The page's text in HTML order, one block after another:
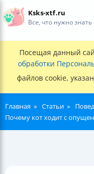
Ksks-xtf.ru
Все, что нужно
Посещая данный
обработки
файлов cookie,
Главная Статьи
Почему кот ходит с